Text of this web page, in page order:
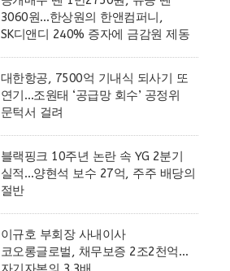
3060원…한상원의 한앤컴퍼니,
SK디앤디 240% 증자에 금감원 제동
대한항공, 7500억 기내식 되사기 또
연기…조원태 ‘공급망 회수’ 공정위
문턱서 걸려
블랙핑크 10주년 논란 속 YG 2분기
실적…양현석 보수 27억, 주주 배당의
절반
이규호 부회장 사내이사
코오롱글로벌, 채무보증 2조2천억…